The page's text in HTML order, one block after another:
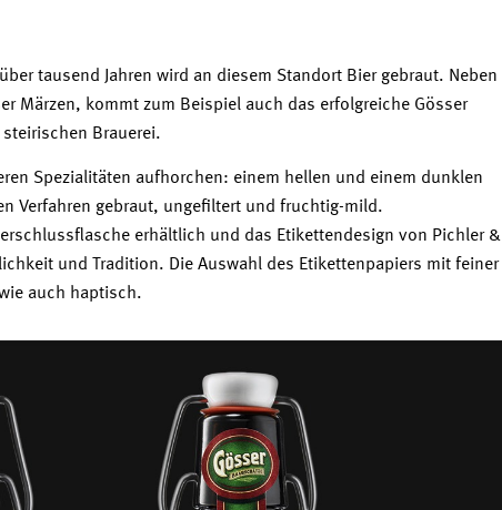
tausend Jahren wird an diesem Standort Bier gebraut. Neben
Märzen, kommt zum Beispiel auch das erfolgreiche Gösser
steirischen Brauerei.
Spezialitäten aufhorchen: einem hellen und einem dunklen
Verfahren gebraut, ungefiltert und fruchtig-mild.
erhältlich und das Etikettendesign von Pichler &
und Tradition. Die Auswahl des Etikettenpapiers mit feiner
auch haptisch.